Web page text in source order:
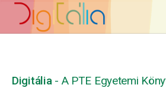
Digitália - A PTE Egyetemi